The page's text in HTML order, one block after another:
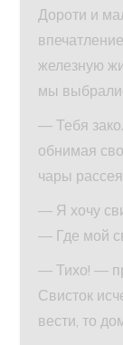
Дороти и
железную
мы
— Тебя
обнимая
чары
— Я хочу
— Где мой
— Тихо! —
Свисток
вести, то